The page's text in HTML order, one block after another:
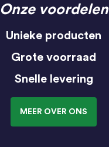
Onze voordelen
Unieke producten
Grote voorraad
Snelle levering
MEER OVER ONS